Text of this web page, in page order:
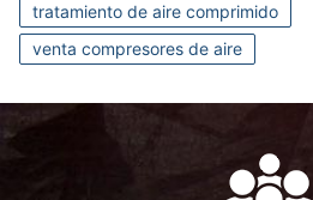
tratamiento de aire comprimido
venta compresores de aire